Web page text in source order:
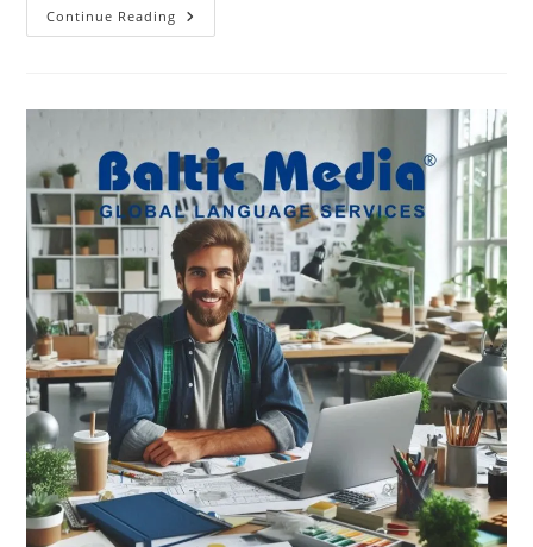
Continue Reading Subtitravimas,
Subtitrų